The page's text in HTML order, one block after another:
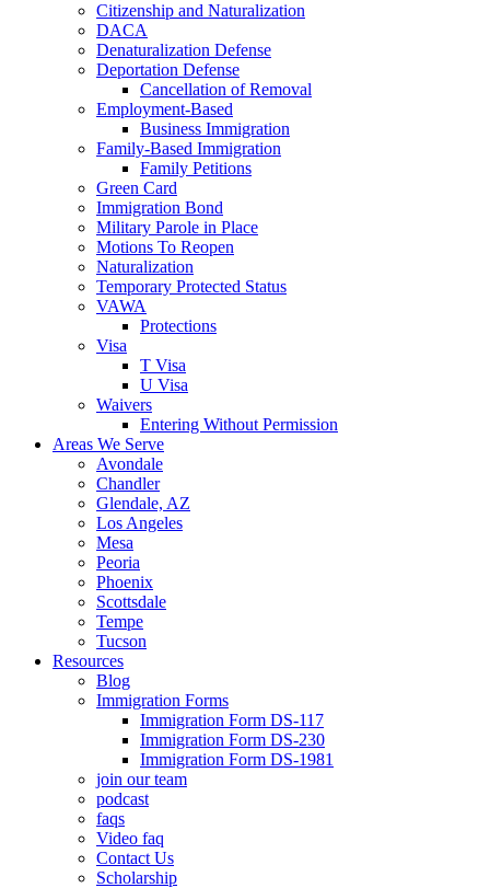
Citizenship and Naturalization
DACA
Denaturalization Defense
Deportation Defense
Cancellation of Removal
Employment-Based
Business Immigration
Family-Based Immigration
Family Petitions
Green Card
Immigration Bond
Military Parole in Place
Motions To Reopen
Naturalization
Temporary Protected Status
VAWA
Protections
Visa
T Visa
U Visa
Waivers
Entering Without Permission
Areas We Serve
Avondale
Chandler
Glendale, AZ
Los Angeles
Mesa
Peoria
Phoenix
Scottsdale
Tempe
Tucson
Resources
Blog
Immigration Forms
Immigration Form DS-117
Immigration Form DS-230
Immigration Form DS-1981
join our team
podcast
faqs
Video faq
Contact Us
Scholarship